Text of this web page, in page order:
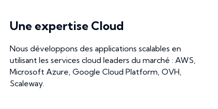
Une expertise Cloud
Nous développons des applications scalables en
utilisant les services cloud leaders du marché : AWS,
Microsoft Azure, Google Cloud Platform, OVH,
Scaleway.